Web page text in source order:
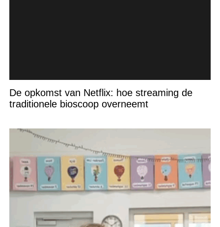
De opkomst van Netflix: hoe streaming de
traditionele bioscoop overneemt